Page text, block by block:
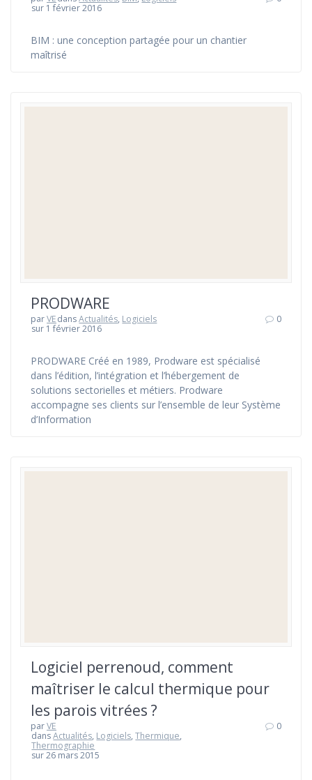
sur 1 février 2016
BIM : une conception partagée pour un chantier
maîtrisé
PRODWARE
parVEdansActualités, Logiciels
sur 1 février 2016
0
PRODWARE Créé en 1989, Prodware est spécialisé
dans l’édition, l’intégration et l’hébergement de
solutions sectorielles et métiers. Prodware
accompagne ses clients sur l’ensemble de leur Système
d’Information
Logiciel perrenoud, comment
maîtriser le calcul thermique pour
les parois vitrées ?
parVE
dansActualités, Logiciels,Thermique,
Thermographie
sur 26 mars 2015
0